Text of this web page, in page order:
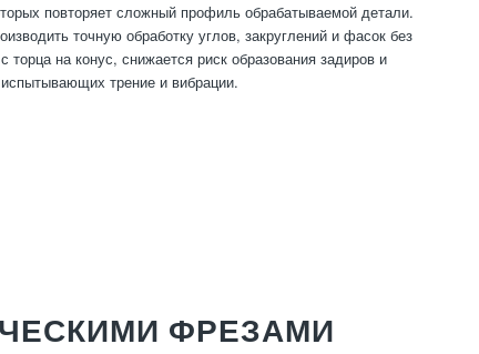
повторяет сложный профиль обрабатываемой детали.
точную обработку углов, закруглений и фасок без
на конус, снижается риск образования задиров и
трение и вибрации.
ФРЕЗАМИ